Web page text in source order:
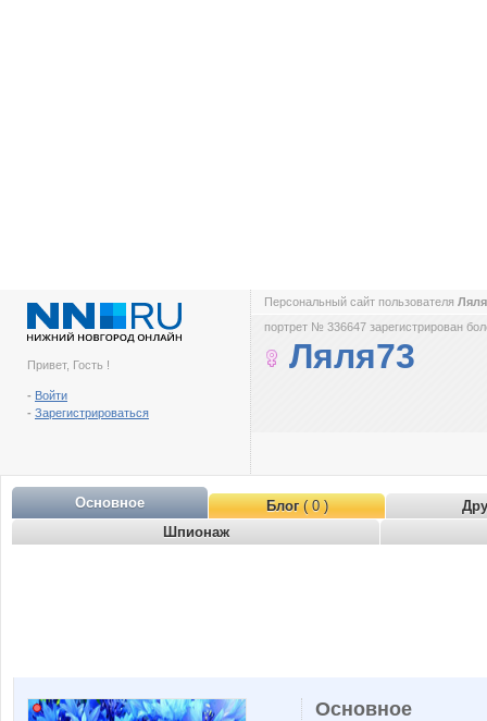
Привет, Гость !
- Войти
- Зарегистрироваться
Персональный сайт пользователя
портрет № 336647 зарегистрирован
Ляля73
Основное Блог( 0 )
Шпионаж
Основное